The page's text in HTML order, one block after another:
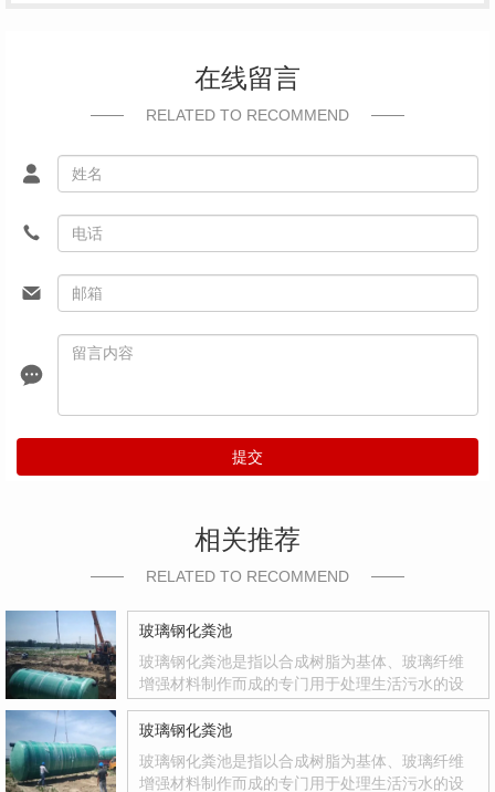
在线留言
RELATED TO RECOMMEND
提交
相关推荐
RELATED TO RECOMMEND
玻璃钢化粪池
玻璃钢化粪池是指以合成树脂为基体、玻璃纤维
增强材料制作而成的专门用于处理生活污水的设
品，其质量轻、强度高、韧性好、耐腐蚀、色彩
鲜艳、光洁度达到镜面效果等优点
玻璃钢化粪池
玻璃钢化粪池是指以合成树脂为基体、玻璃纤维
增强材料制作而成的专门用于处理生活污水的设